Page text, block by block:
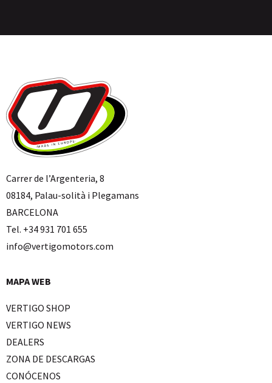
Carrer de l’Argenteria, 8
08184, Palau-solità i Plegamans
BARCELONA
Tel. +34 931 701 655
info@vertigomotors.com
MAPA WEB
VERTIGO SHOP
VERTIGO NEWS
DEALERS
ZONA DE DESCARGAS
CONÓCENOS